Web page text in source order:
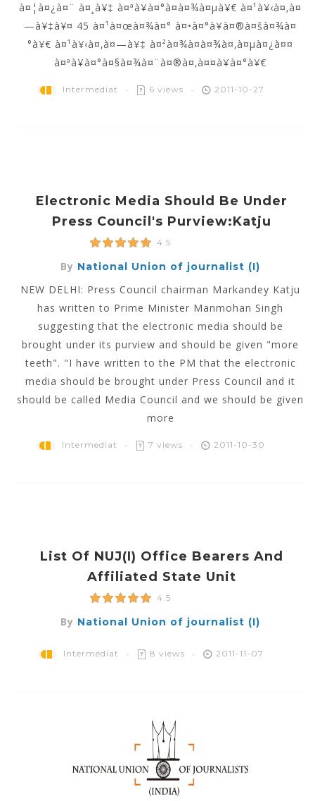
à¤¦à¤¿à¤¨ à¤¸à¥‡ à¤ªà¥à¤°à¤­à¤¾à¤µà¥€ à¤¹à¥‹à¤‚à¤
—à¥‡à¥¤ 45 à¤¹à¤œà¤¾à¤° à¤•à¤°à¥à¤®à¤šà¤¾à¤
°à¥€ à¤¹à¥‹à¤‚à¤—à¥‡ à¤²à¤¾à¤­à¤¾à¤‚à¤µà¤¿à¤¤
à¤ªà¥à¤°à¤§à¤¾à¤¨à¤®à¤‚à¤¤à¥à¤°à¥€
Intermediat 6 views 2011-10-27
Electronic Media Should Be Under
Press Council's Purview:Katju
4.5
By National Union of journalist (I)
NEW DELHI: Press Council chairman Markandey Katju
has written to Prime Minister Manmohan Singh
suggesting that the electronic media should be
brought under its purview and should be given "more
teeth". "I have written to the PM that the electronic
media should be brought under Press Council and it
should be called Media Council and we should be given
more
Intermediat 7 views 2011-10-30
List Of NUJ(i) Office Bearers And
Affiliated State Unit
4.5
By National Union of journalist (I)
Intermediat 8 views 2011-11-07